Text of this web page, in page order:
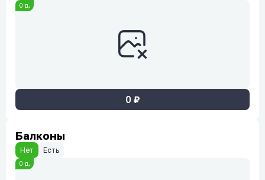
0 д.
0₽
0 д.
Балконы
Нет Есть